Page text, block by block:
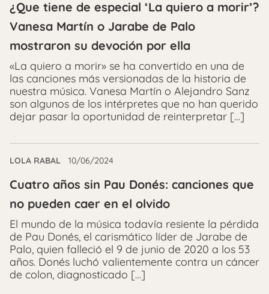
¿Que tiene de especial ‘La quiero a morir’?
Vanesa Martín o Jarabe de Palo
mostraron su devoción por ella
«La quiero a morir» se ha convertido en una de
las canciones más versionadas de la historia de
nuestra música. Vanesa Martín o Alejandro Sanz
son algunos de los intérpretes que no han querido
dejar pasar la oportunidad de reinterpretar […]
LOLA RABAL 10/06/2024
Cuatro años sin Pau Donés: canciones que
no pueden caer en el olvido
El mundo de la música todavía resiente la pérdida
de Pau Donés, el carismático líder de Jarabe de
Palo, quien falleció el 9 de junio de 2020 a los 53
años. Donés luchó valientemente contra un cáncer
de colon, diagnosticado […]